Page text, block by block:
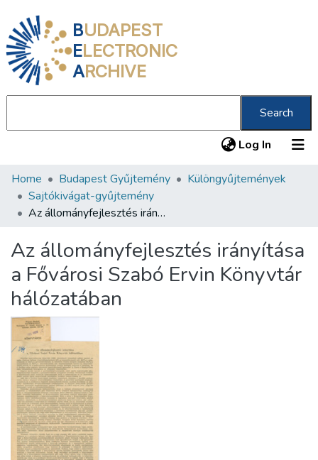
BUDAPEST
ELECTRONIC
ARCHIVE
Search
Log In (current)
Communities & Collections
All of DSpace
About us
Home Budapest Gyűjtemény
Különgyűjtemények
Sajtókivágat-gyűjtemény
Az állományfejlesztés irányítása a Fővárosi Szabó Ervin Könyvtár hálózatában
Az állományfejlesztés irányítása
a Fővárosi Szabó Ervin Könyvtár
hálózatában